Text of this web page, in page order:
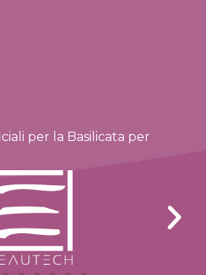
per la Basilicata per